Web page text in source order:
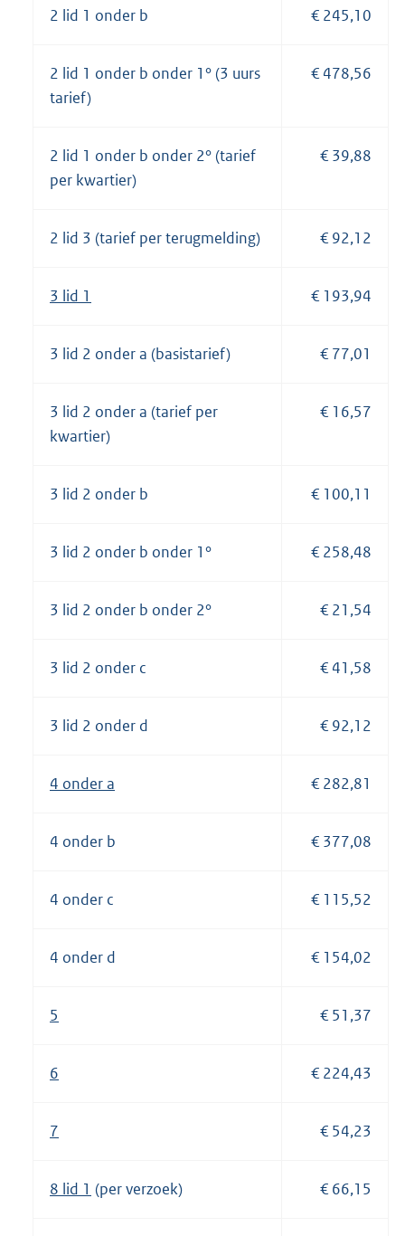
2 lid 1 onder b € 245,10
2 lid 1 onder b onder 1° (3 uurs
tarief)
€ 478,56
2 lid 1 onder b onder 2° (tarief
per kwartier)
€ 39,88
2 lid 3 (tarief per terugmelding) € 92,12
3 lid 1 € 193,94
3 lid 2 onder a (basistarief) € 77,01
3 lid 2 onder a (tarief per
kwartier)
€ 16,57
3 lid 2 onder b € 100,11
3 lid 2 onder b onder 1° € 258,48
3 lid 2 onder b onder 2° € 21,54
3 lid 2 onder c € 41,58
3 lid 2 onder d € 92,12
4 onder a € 282,81
4 onder b € 377,08
4 onder c € 115,52
4 onder d € 154,02
5 € 51,37
6 € 224,43
7 € 54,23
8 lid 1 (per verzoek) € 66,15